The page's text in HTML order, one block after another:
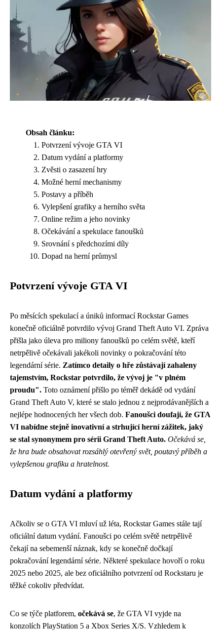
Obsah článku:
Potvrzení vývoje GTA VI
Datum vydání a platformy
Zvěsti o zasazení hry
Možné herní mechanismy
Postavy a příběh
Vylepšení grafiky a herního světa
Online režim a jeho novinky
Očekávání a spekulace fanoušků
Srovnání s předchozími díly
Dopad na herní průmysl
Potvrzení vývoje GTA VI
Po měsících spekulací a úniků informací Rockstar Games
konečně oficiálně potvrdilo vývoj Grand Theft Auto VI. Zpráva
přišla jako úleva pro miliony fanoušků po celém světě, kteří
netrpělivě očekávali jakékoli novinky o pokračování této
legendární série. Zatímco detaily o hře zůstávají zahaleny
tajemstvím, Rockstar potvrdilo, že vývoj je "v plném
proudu". Toto oznámení přišlo po téměř dekádě od vydání
Grand Theft Auto V, které se stalo jednou z nejprodávanějších a
nejlépe hodnocených her všech dob. Fanoušci doufají, že GTA
VI nabídne stejně inovativní a strhující herní zážitek, jaký
se stal synonymem pro sérii Grand Theft Auto. Očekává se,
že hra bude obsahovat rozsáhlý otevřený svět, poutavý příběh a
vylepšenou grafiku a hratelnost.
Datum vydání a platformy
Ačkoliv se o GTA VI mluví už léta, Rockstar Games stále tají
oficiální datum vydání. Fanoušci po celém světě netrpělivě
čekají na sebemenší náznak, kdy se konečně dočkají
pokračování legendární série. Některé spekulace hovoří o roku
2025 nebo 2025, ale bez oficiálního potvrzení od Rockstaru je
těžké cokoliv předvídat.
Co se týče platforem, očekává se, že GTA VI vyjde na
konzolích PlayStation 5 a Xbox Series X/S. Vzhledem k